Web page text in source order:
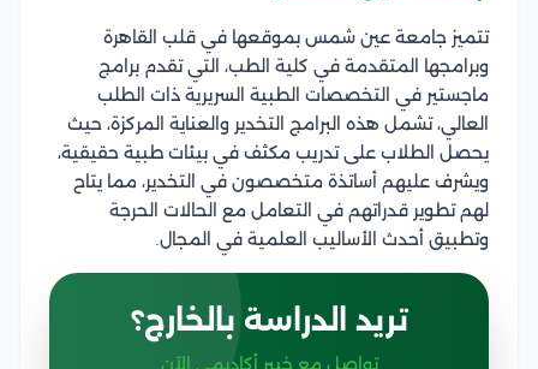
تتميز جامعة عين شمس بموقعها في قلب القاهرة
وبرامجها المتقدمة في كلية الطب، التي تقدم برامج
ماجستير في التخصصات الطبية السريرية ذات الطلب
العالي، تشمل هذه البرامج التخدير والعناية المركزة، حيث
يحصل الطلاب على تدريب مكثف في بيئات طبية حقيقية،
ويشرف عليهم أساتذة متخصصون في التخدير، مما يتاح
لهم تطوير قدراتهم في التعامل مع الحالات الحرجة
وتطبيق أحدث الأساليب العلمية في المجال.
تريد الدراسة بالخارج؟
تواصل مع خبير أكاديمي الآن